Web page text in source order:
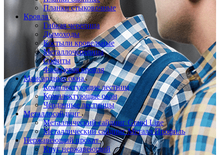
Планки стыковочные
Кровля
Гибкая черепица
Дымоходы
Костыли кровельные
Металлочерепица
Софиты
Фальцевая кровля
Мансардные окна
Комплектующие лестниц
Комплектующие окон
Чердачные лестницы
Металлосайдинг
Металлический сайдинг Grand Line
Металлический сайдинг Металл Профиль
Нержавеющий прокат
Круг нержавеющий